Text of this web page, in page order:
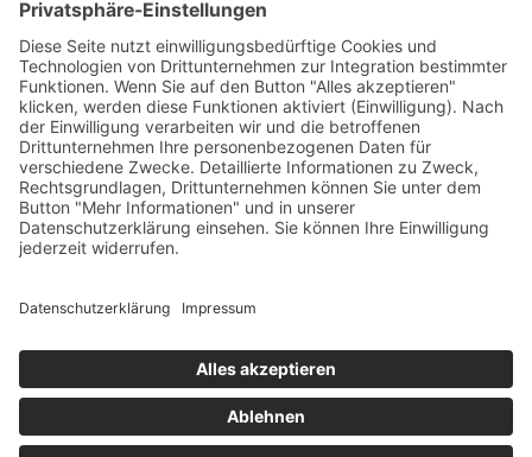
Vorherige 1 .... 5 6 7
Über Uns
wichtige Fakten
Satzung